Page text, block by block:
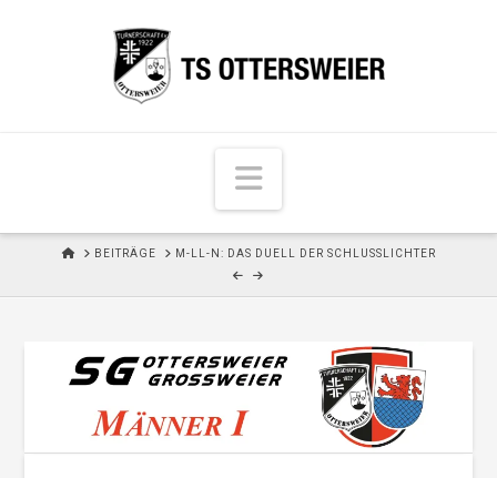
N
a
v
i
g
t
i
n
H
E
BEITRÄGE M-LL-N: DAS DUELL DER SCHLUSSLICHTER